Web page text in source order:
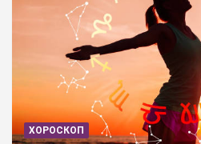
ХОРОСКОП